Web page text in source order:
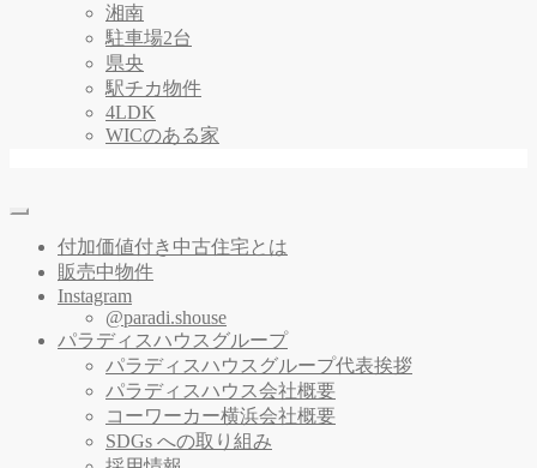
湘南
駐車場2台
県央
駅チカ物件
4LDK
WICのある家
付加価値付き中古住宅とは
販売中物件
Instagram
@paradi.shouse
パラディスハウスグループ
パラディスハウスグループ代表挨拶
パラディスハウス会社概要
コーワーカー横浜会社概要
SDGs への取り組み